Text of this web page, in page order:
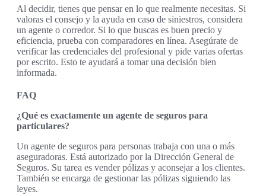
Al decidir, tienes que pensar en lo que realmente necesitas. Si
valoras el consejo y la ayuda en caso de siniestros, considera
un agente o corredor. Si lo que buscas es buen precio y
eficiencia, prueba con comparadores en línea. Asegúrate de
verificar las credenciales del profesional y pide varias ofertas
por escrito. Esto te ayudará a tomar una decisión bien
informada.
FAQ
¿Qué es exactamente un agente de seguros para
particulares?
Un agente de seguros para personas trabaja con una o más
aseguradoras. Está autorizado por la Dirección General de
Seguros. Su tarea es vender pólizas y aconsejar a los clientes.
También se encarga de gestionar las pólizas siguiendo las
leyes.